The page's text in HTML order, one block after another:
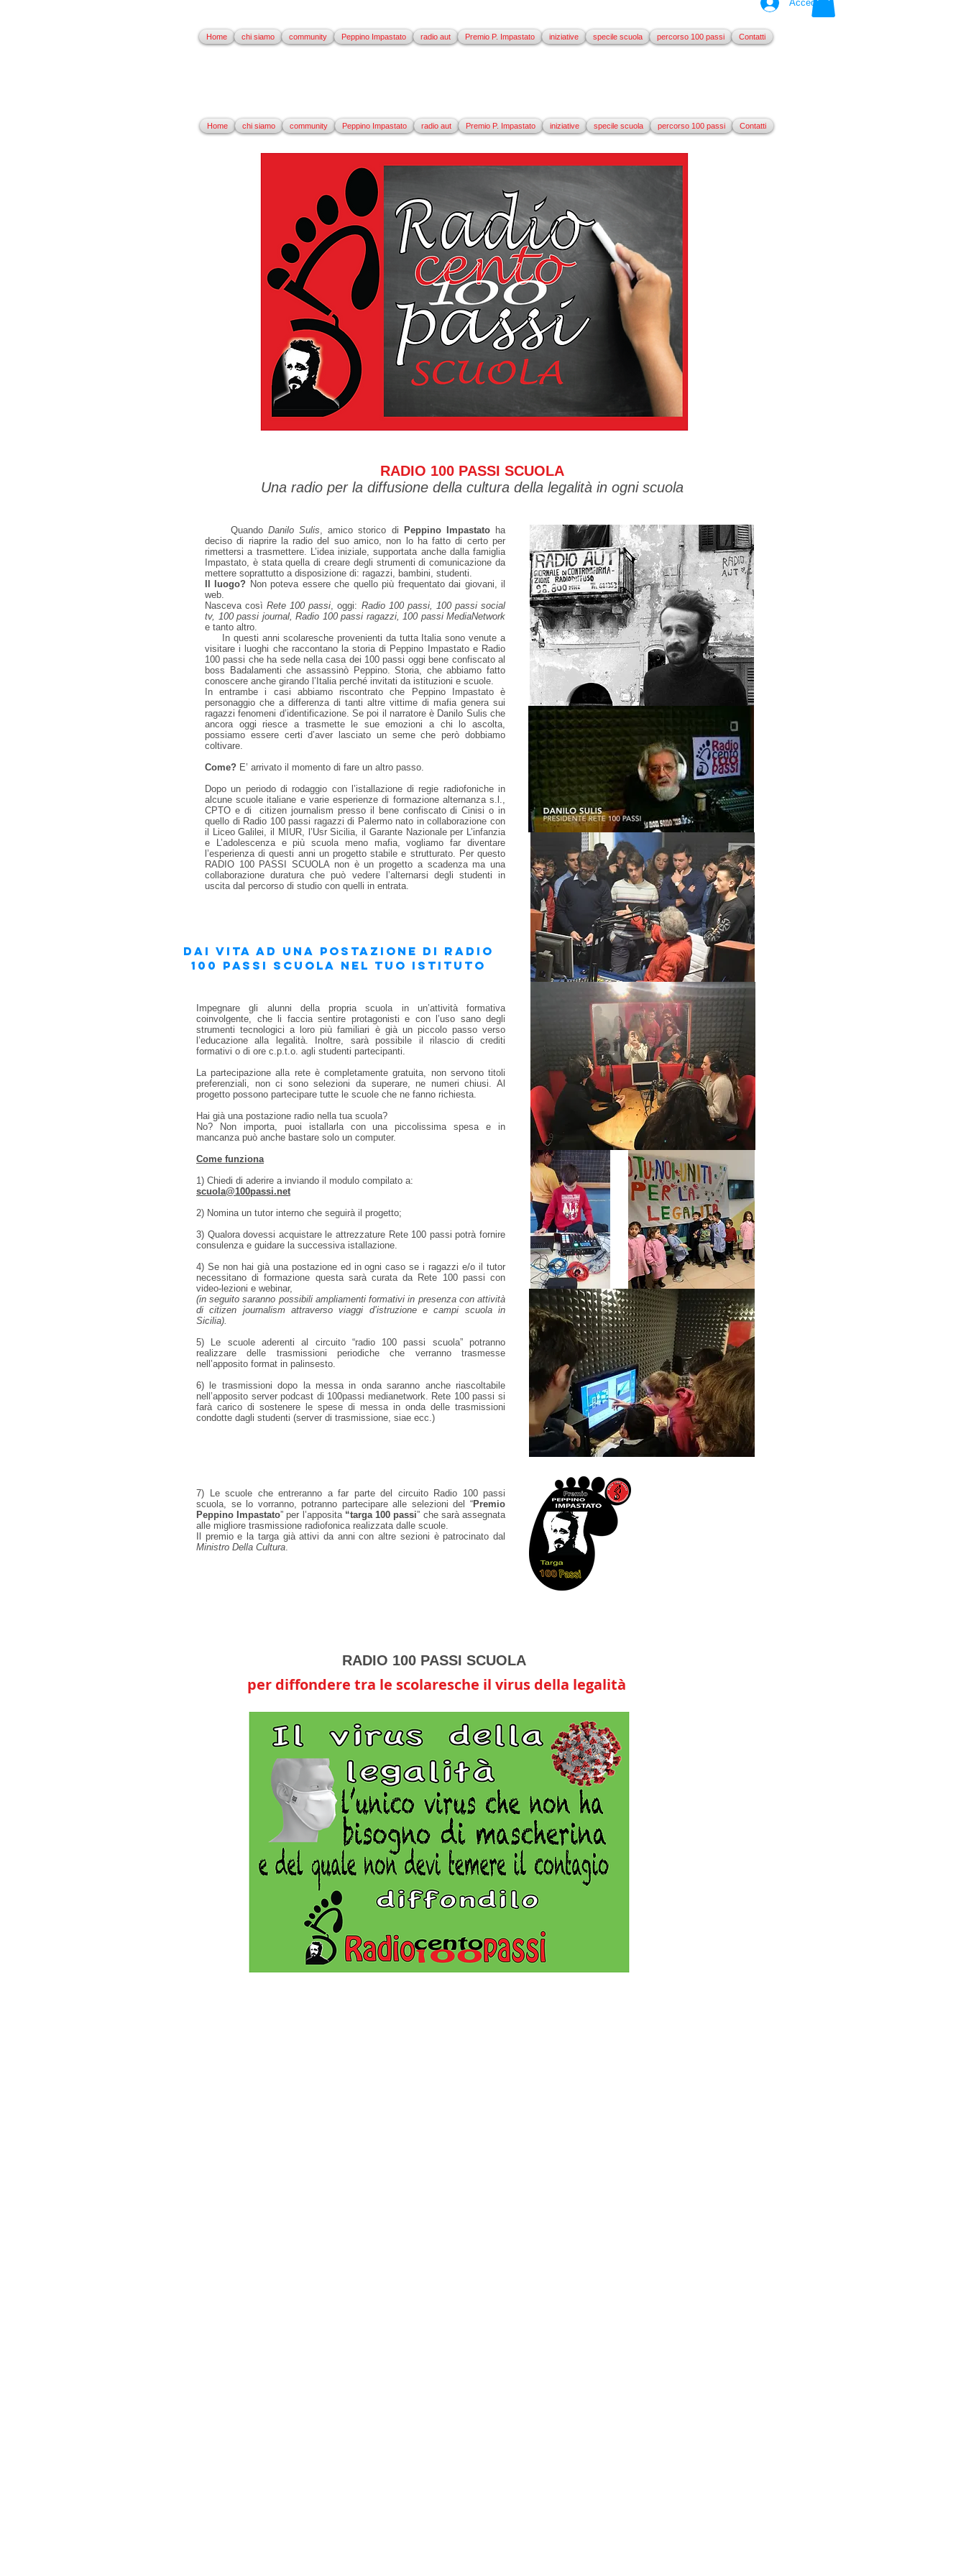
Accedi
Home chi siamo community Peppino Impastato radio aut Premio P. Impastato iniziative specile scuola percorso 100 passi Contatti
Home chi siamo community Peppino Impastato radio aut Premio P. Impastato iniziative specile scuola percorso 100 passi Contatti
RADIO 100 PASSI SCUOLA
Una radio per la diffusione della cultura della legalità in ogni scuola
Quando Danilo Sulis, amico storico di Peppino Impastatoha
deciso di riaprire la radio del suo amico, non lo ha fatto di certo per
rimettersi a trasmettere. L’idea iniziale, supportata anche dalla famiglia
Impastato, è stata quella di creare degli strumenti di comunicazione da
mettere soprattutto a disposizione di: ragazzi, bambini, studenti.
Il luogo? Non poteva essere che quello più frequentato dai giovani, il
web.
Nasceva cosìRete 100 passi, oggi: Radio 100 passi, 100 passi social
tv, 100 passi journal, Radio 100 passi ragazzi, 100 passi MediaNetwork
e tanto altro.
In questi anni scolaresche provenienti da tutta Italia sono venute a
visitare i luoghi che raccontano la storia di Peppino Impastato e Radio
100 passi che ha sede nella casa dei 100 passi oggi bene confiscato al
boss Badalamenti che assassinò Peppino. Storia, che abbiamo fatto
conoscere anche girando l’Italia perché invitati da istituzioni e scuole.
In entrambe i casi abbiamo riscontrato che Peppino Impastato è
personaggio che a differenza di tanti altre vittime di mafia genera sui
ragazzi fenomeni d’identificazione. Se poi il narratore è Danilo Sulis che
ancora oggi riesce a trasmette le sue emozioni a chi lo ascolta,
possiamo essere certi d’aver lasciato un seme che però dobbiamo
coltivare.
Come? E’ arrivato il momento di fare un altro passo.
Dopo un periodo di rodaggio con l’istallazione di regie radiofoniche in
alcune scuole italiane e varie esperienze di formazione alternanza s.l.,
CPTO e di citizen journalism presso il bene confiscato di Cinisi o in
quello di Radio 100 passi ragazzi di Palermo nato in collaborazione con
il Liceo Galilei, il MIUR, l’Usr Sicilia, il Garante Nazionale per L’infanzia
e L’adolescenza e più scuola meno mafia, vogliamo far diventare
l’esperienza di questi anni un progetto stabile e strutturato. Per questo
RADIO 100 PASSI SCUOLA non è un progetto a scadenza ma una
collaborazione duratura che può vedere l’alternarsi degli studenti in
uscita dal percorso di studio con quelli in entrata.
Dai vita ad una postazione di RADIO
100 PASSI SCUOLA nel tuo istituto
Impegnare gli alunni della propria scuola in un’attività formativa
coinvolgente, che li faccia sentire protagonisti e con l’uso sano degli
strumenti tecnologici a loro più familiari è già un piccolo passo verso
l’educazione alla legalità. Inoltre, sarà possibile il rilascio di crediti
formativi o di ore c.p.t.o. agli studenti partecipanti.
La partecipazione alla rete è completamente gratuita, non servono titoli
preferenziali, non ci sono selezioni da superare, ne numeri chiusi. Al
progetto possono partecipare tutte le scuole che ne fanno richiesta.
Hai già una postazione radio nella tua scuola?
No? Non importa, puoi istallarla con una piccolissima spesa e in
mancanza può anche bastare solo un computer.
Come funziona
1) Chiedi di aderire a inviando il modulo compilato a:
scuola@100passi.net
2) Nomina un tutor interno che seguirà il progetto;
3) Qualora dovessi acquistare le attrezzature Rete 100 passi potrà fornire
consulenza e guidare la successiva istallazione.
4) Se non hai già una postazione ed in ogni caso se i ragazzi e/o il tutor
necessitano di formazione questa sarà curata da Rete 100 passi con
video-lezioni e webinar,
(in seguito saranno possibili ampliamenti formativi in presenza con attività
di citizen journalism attraverso viaggi d’istruzione e campi scuola in
Sicilia).
5) Le scuole aderenti al circuito “radio 100 passi scuola” potranno
realizzare delle trasmissioni periodiche che verranno trasmesse
nell’apposito format in palinsesto.
6) le trasmissioni dopo la messa in onda saranno anche riascoltabile
nell’apposito server podcast di 100passi medianetwork. Rete 100 passi si
farà carico di sostenere le spese di messa in onda delle trasmissioni
condotte dagli studenti (server di trasmissione, siae ecc.)
7) Le scuole che entreranno a far parte del circuito Radio 100 passi
scuola, se lo vorranno, potranno partecipare alle selezioni del “Premio
Peppino Impastato” per l’apposita “targa 100 passi” che sarà assegnata
alle migliore trasmissione radiofonica realizzata dalle scuole.
Il premio e la targa già attivi da anni con altre sezioni è patrocinato dal
Ministro Della Cultura.
RADIO 100 PASSI SCUOLA
per diffondere tra le scolaresche il virus della legalità